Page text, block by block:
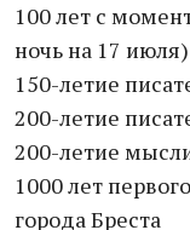
100 лет с
ночь на 17 июля)
150-летие
200-летие
200-летие
1000 лет
города Бреста